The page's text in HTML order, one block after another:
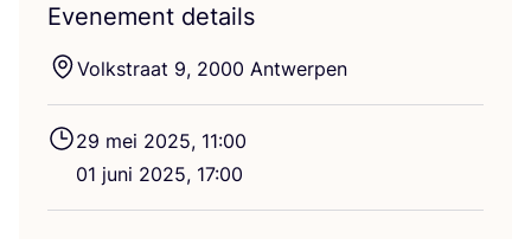
Evenement details
Volks­traat 9, 2000 Antwerpen
29 mei 2025, 11:00
01 juni 2025, 17:00